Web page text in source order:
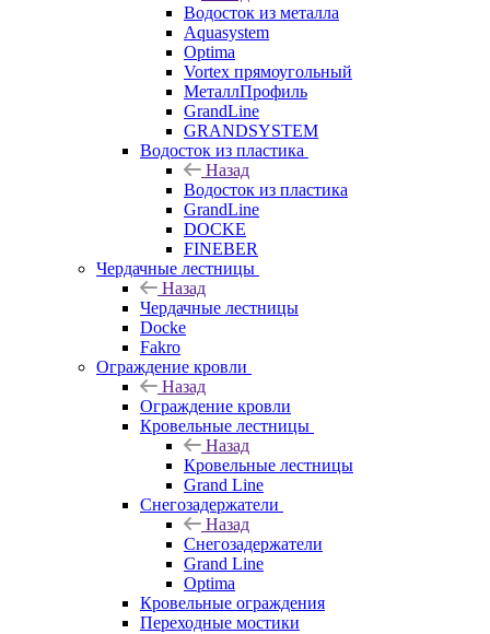
Водосток из металла
Aquasystem
Optima
Vortex прямоугольный
МеталлПрофиль
GrandLine
GRANDSYSTEM
Водосток из пластика
Назад
Водосток из пластика
GrandLine
DOCKE
FINEBER
Чердачные лестницы
Назад
Чердачные лестницы
Docke
Fakro
Ограждение кровли
Назад
Ограждение кровли
Кровельные лестницы
Назад
Кровельные лестницы
Grand Line
Снегозадержатели
Назад
Снегозадержатели
Grand Line
Optima
Кровельные ограждения
Переходные мостики